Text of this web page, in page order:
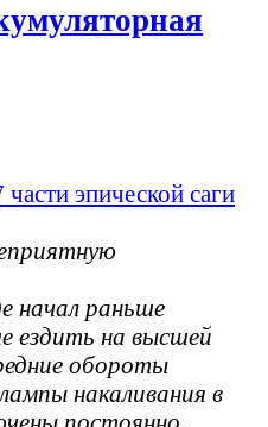
части эпической саги
начал раньше
ездить на высшей
обороты
накаливания в
постоянно,